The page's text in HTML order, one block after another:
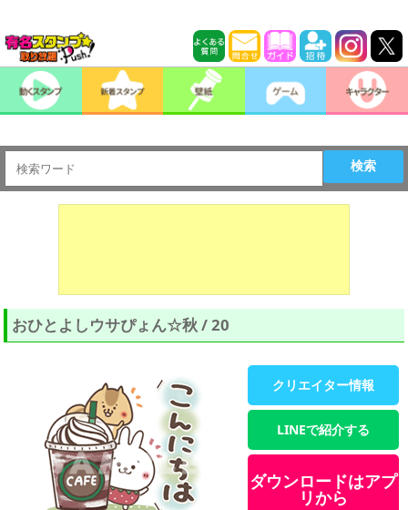
検索
おひとよしウサぴょん☆秋 / 20
クリエイター情報
LINEで紹介する
ダウンロードはアプ
リから